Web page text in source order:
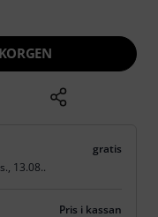
gratis
13.08..
Pris i kassan